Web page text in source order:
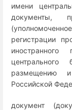
имени
документы,
регистрации
центрального
размещению
Российской
документ